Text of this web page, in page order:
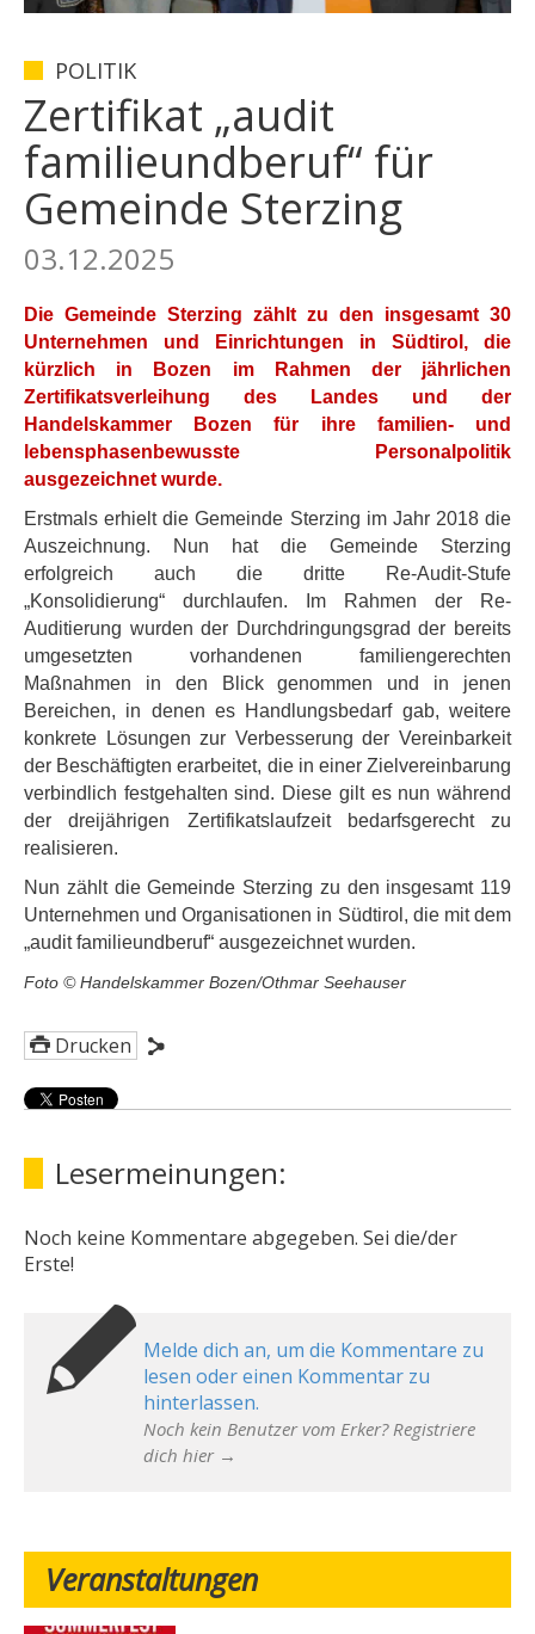
POLITIK
Zertifikat „audit
familieundberuf“ für
Gemeinde Sterzing
03.12.2025
Die Gemeinde Sterzing zählt zu den insgesamt 30
Unternehmen und Einrichtungen in Südtirol, die
kürzlich in Bozen im Rahmen der jährlichen
Zertifikatsverleihung des Landes und der
Handelskammer Bozen für ihre familien- und
lebensphasenbewusste Personalpolitik
ausgezeichnet wurde.
Erstmals erhielt die Gemeinde Sterzing im Jahr 2018 die
Auszeichnung. Nun hat die Gemeinde Sterzing
erfolgreich auch die dritte Re-Audit-Stufe
„Konsolidierung“ durchlaufen. Im Rahmen der Re-
Auditierung wurden der Durchdringungsgrad der bereits
umgesetzten vorhandenen familiengerechten
Maßnahmen in den Blick genommen und in jenen
Bereichen, in denen es Handlungsbedarf gab, weitere
konkrete Lösungen zur Verbesserung der Vereinbarkeit
der Beschäftigten erarbeitet, die in einer Zielvereinbarung
verbindlich festgehalten sind. Diese gilt es nun während
der dreijährigen Zertifikatslaufzeit bedarfsgerecht zu
realisieren.
Nun zählt die Gemeinde Sterzing zu den insgesamt 119
Unternehmen und Organisationen in Südtirol, die mit dem
„audit familieundberuf“ ausgezeichnet wurden.
Foto © Handelskammer Bozen/Othmar Seehauser
Drucken
Lesermeinungen:
Noch keine Kommentare abgegeben. Sei die/der
Erste!
Melde dich an, um die Kommentare zu
lesen oder einen Kommentar zu
hinterlassen.
Noch kein Benutzer vom Erker? Registriere
dich hier →
Veranstaltungen